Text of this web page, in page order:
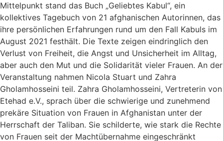
Mittelpunkt stand das Buch „Geliebtes Kabul“, ein
kollektives Tagebuch von 21 afghanischen Autorinnen, das
ihre persönlichen Erfahrungen rund um den Fall Kabuls im
August 2021 festhält. Die Texte zeigen eindringlich den
Verlust von Freiheit, die Angst und Unsicherheit im Alltag,
aber auch den Mut und die Solidarität vieler Frauen. An der
Veranstaltung nahmen Nicola Stuart und Zahra
Gholamhosseini teil. Zahra Gholamhosseini, Vertreterin von
Etehad e.V., sprach über die schwierige und zunehmend
prekäre Situation von Frauen in Afghanistan unter der
Herrschaft der Taliban. Sie schilderte, wie stark die Rechte
von Frauen seit der Machtübernahme eingeschränkt